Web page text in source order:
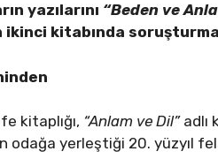
yazılarını “Beden ve
ikinci kitabında
kitaplığı, “Anlam ve Dil”adlı
odağa yerleştiği 20. yüzyıl